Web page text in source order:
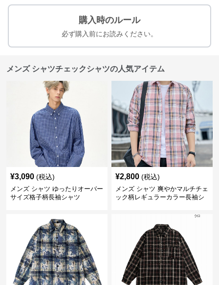
購入時のルール
必ず購入前にお読みください。
メンズ シャツチェックシャツの人気アイテム
¥3,090 (税込)
メンズ シャツ ゆったりオーバー
サイズ格子柄長袖シャツ
¥2,800 (税込)
メンズ シャツ 爽やかマルチチェ
ック柄レギュラーカラー長袖シ